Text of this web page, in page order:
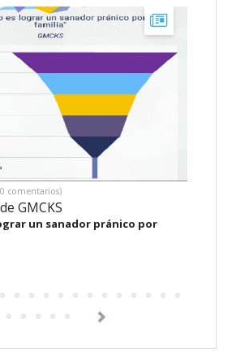
comentarios)
GMCKS
un sanador pránico por